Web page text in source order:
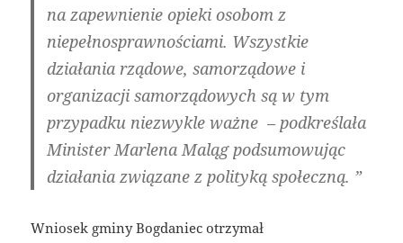
na zapewnienie opieki osobom z
niepełnosprawnościami. Wszystkie
działania rządowe, samorządowe i
organizacji samorządowych są w tym
przypadku niezwykle ważne – podkreślała
Minister Marlena Maląg podsumowując
działania związane z polityką społeczną. ”
Wniosek gminy Bogdaniec otrzymał